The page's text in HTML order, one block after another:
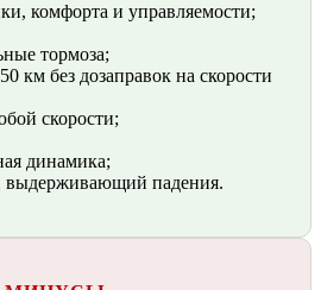
комфорта и управляемости;
тормоза;
км без дозаправок на скорости
скорости;
динамика;
выдерживающий падения.